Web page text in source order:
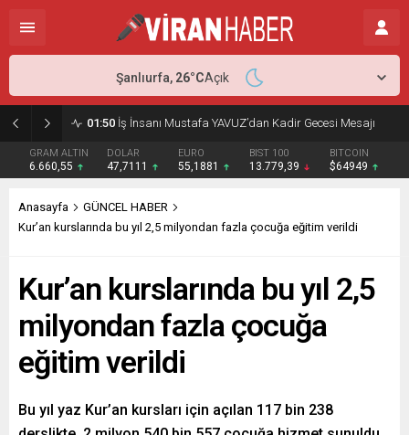
01:50 İş İnsanı Mustafa YAVUZ’dan Kadir Gecesi Mesajı
GRAM ALTIN
6.660,55
DOLAR
47,7111
EURO
55,1881
BIST 100
13.779,39
BITCOIN
$64949
Şanlıurfa, 26°CAçık
Anasayfa
GÜNCEL HABER
Kur’an kurslarında bu yıl 2,5 milyondan fazla çocuğa eğitim verildi
Kur’an kurslarında bu yıl 2,5
milyondan fazla çocuğa
eğitim verildi
Bu yıl yaz Kur’an kursları için açılan 117 bin 238